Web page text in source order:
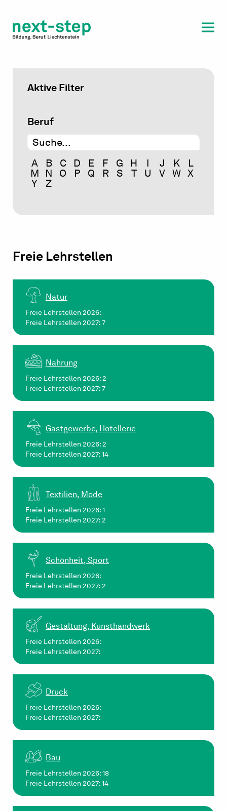
Beratung & Unterstützung
Aktive Filter
Beruf
A B C D E F G H I J K
L
M
N O P Q R S T U V W X
Y
Z
Freie Lehrstellen
Natur
Freie Lehrstellen 2026:
Freie Lehrstellen 2027: 7
Nahrung
Freie Lehrstellen 2026: 2
Freie Lehrstellen 2027: 7
Gastgewerbe, Hotellerie
Freie Lehrstellen 2026: 2
Freie Lehrstellen 2027: 14
Textilien, Mode
Freie Lehrstellen 2026: 1
Freie Lehrstellen 2027: 2
Schönheit, Sport
Freie Lehrstellen 2026:
Freie Lehrstellen 2027: 2
Gestaltung, Kunsthandwerk
Freie Lehrstellen 2026:
Freie Lehrstellen 2027:
Druck
Freie Lehrstellen 2026:
Freie Lehrstellen 2027:
Bau
Freie Lehrstellen 2026: 18
Freie Lehrstellen 2027: 14